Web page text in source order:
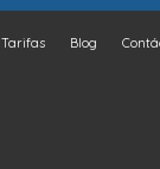
Tarifas Blog